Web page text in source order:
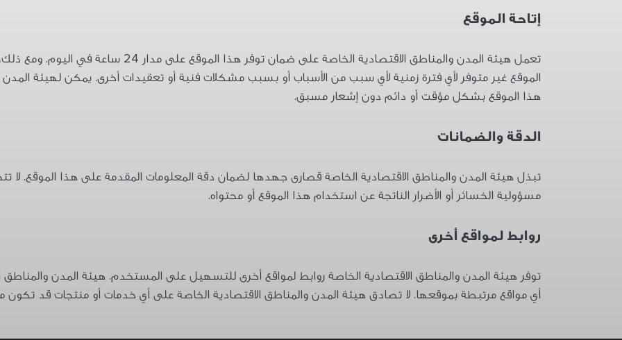
إتاحة الموقع
تعمل هيئة المدن والمناطق الاقتصادية الخاصة على
الموقع غير متوفر لأي فترة زمنية لأي سبب من الأسباب أو بسبب مشكلات فنية أو تعقيدات أخرى. يمكن لهيئة
هذا الموقع بشكل مؤقت أو دائم دون إشعار مسبق.
الدقة والضمانات
تبذل هيئة المدن والمناطق الاقتصادية الخاصة قصارى جهدها لضمان دقة المعلومات المقدمة على هذا الموقع. لا
مسؤولية الخسائر أو الأضرار الناتجة عن استخدام هذا الموقع أو محتواه.
روابط لمواقع أخرى
توفر هيئة المدن والمناطق الاقتصادية الخاصة روابط لمواقع أخرى للتسهيل على المستخدم. هيئة المدن
أي مواقع مرتبطة بموقعها. لا تصادق هيئة المدن والمناطق الاقتصادية الخاصة على أي خدمات أو منتجات قد تكون